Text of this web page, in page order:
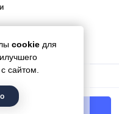
В корзину
cookie для
сайтом.
2018 - 2026